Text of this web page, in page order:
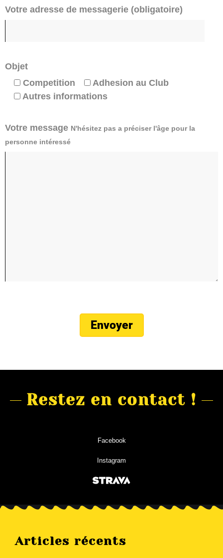
Votre adresse de messagerie (obligatoire)
Objet
Competition
Adhesion au Club
Autres informations
Votre message N'hésitez pas a préciser l'âge pour la
personne intéressé
Restez en contact !
Facebook
Instagram
Articles récents